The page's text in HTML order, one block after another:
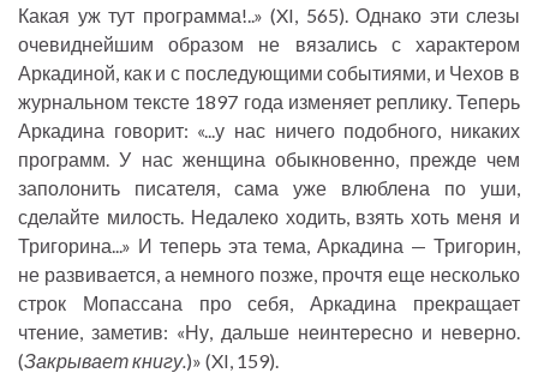
Какая уж тут программа!..» (XI, 565). Однако эти слезы
очевиднейшим образом не вязались с характером
Аркадиной, как и с последующими событиями, и Чехов в
журнальном тексте 1897 года изменяет реплику. Теперь
Аркадина говорит: «...у нас ничего подобного, никаких
программ. У нас женщина обыкновенно, прежде чем
заполонить писателя, сама уже влюблена по уши,
сделайте милость. Недалеко ходить, взять хоть меня и
Тригорина...» И теперь эта тема, Аркадина — Тригорин,
не развивается, а немного позже, прочтя еще несколько
строк Мопассана про себя, Аркадина прекращает
чтение, заметив: «Ну, дальше неинтересно и неверно.
(Закрывает книгу.)» (XI, 159).